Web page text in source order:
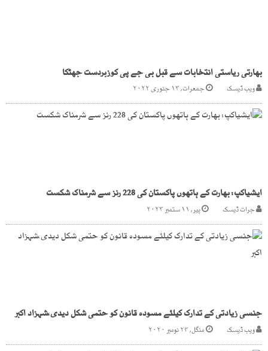
بھارتی ریاستی انتخابات سے قبل بی جے پی کوزبردست جھٹکا
ویب ڈیسک جمعرات, ۱۳ جنوری ۲۰۲۲
ایشیاکپ: بھارت کے ہاتھوں پاکستان کی 228 رنز سے شرمناک شکست
جرات ڈیسک پیر, ۱۱ ستمبر ۲۰۲۳
جنسی زیادتی کے تدارک کیلئے مسودہ قانون کو حتمی شکل دیدی،شہزاد اکبر
ویب ڈیسک منگل, ۲۴ نومبر ۲۰۲۰